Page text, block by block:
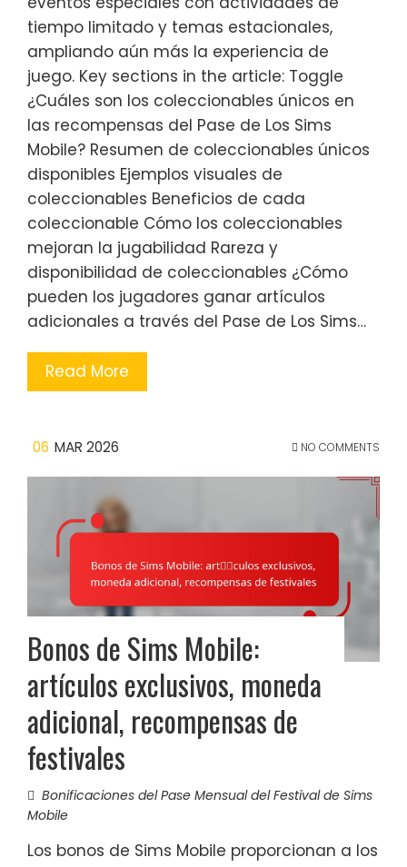
tiempo limitado y temas estacionales,
ampliando aún más la experiencia de
juego. Key sections in the article: Toggle
¿Cuáles son los coleccionables únicos en
las recompensas del Pase de Los Sims
Mobile? Resumen de coleccionables únicos
disponibles Ejemplos visuales de
coleccionables Beneficios de cada
coleccionable Cómo los coleccionables
mejoran la jugabilidad Rareza y
disponibilidad de coleccionables ¿Cómo
pueden los jugadores ganar artículos
adicionales a través del Pase de Los Sims…
Read More
06 MAR 2026 NO COMMENTS
Bonos de Sims Mobile:
artículos exclusivos, moneda
adicional, recompensas de
festivales
Bonificaciones del Pase Mensual del Festival de Sims
Mobile
Los bonos de Sims Mobile proporcionan a los